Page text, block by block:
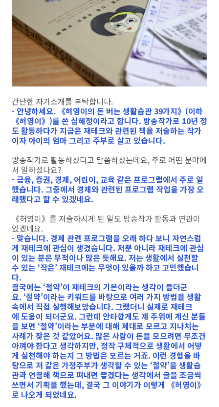
간단한 자기소개를 부탁합니다.
- 안녕하세요. 《허영이의 돈 버는 생활습관 39가지》(이하
《허영이》)를 쓴 심혜정이라고 합니다. 방송작가로 10년 정
도 활동하다가 지금은 재테크와 관련된 책을 저술하는 작가
이자 아이의 엄마 그리고 주부로 살고 있습니다.
방송작가로 활동하셨다고 말씀하셨는데요, 주로 어떤 분야에
서 일하셨나요?
- 금융, 증권, 경제, 어린이, 교육 같은 프로그램에서 주로 일
했습니다. 그중에서 경제와 관련된 프로그램 작업을 가장 오
래했다고 할 수 있겠네요.
《허영이》를 저술하시게 된 일도 방송작가 활동과 연관이
있겠네요.
- 맞습니다. 경제 관련 프로그램을 오래 하다 보니 자연스럽
게 재테크에 관심이 생겼습니다. 저뿐 아니라 재테크에 관심
이 있는 분은 무척이나 많은 듯해요. 저는 생활에서 실천할
수 있는 ‘작은’ 재테크에는 무엇이 있을까 하고 고민했습니
다.
결국에는 ‘절약’이 재테크의 기본이라는 생각이 들더군
요. ‘절약’이라는 키워드를 바탕으로 여러 가지 방법을 생활
속에서 직접 실행해보았습니다. 그랬더니 실제로 재테크
에 도움이 되더군요. 그런데 안타깝게도 제 주위에 계신 분들
을 보면 ‘절약’이라는 부분에 대해 제대로 모르고 지나치는
사례가 잦은 것 같았어요. 많은 사람이 돈을 모으려면 무조건
아껴야 한다고 생각하지만, 정작 구체적으로 생활에서 어떻
게 실천해야 하는지 그 방법은 모르는 거죠. 이런 경험을 바
탕으로 저 같은 가정주부가 생각할 수 있는 ‘절약’을 생활습
관과 연결해 책으로 펴내면 좋겠다는 생각에서 글을 조금씩
쓰면서 기획을 했는데, 결국 그 이야기가 이렇게 《허영이》
로 나오게 되었네요.